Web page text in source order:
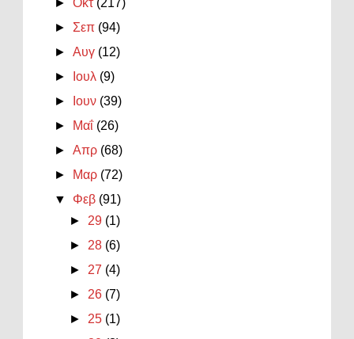
►Οκτ (217)
► Σεπ (94)
►Αυγ (12)
►
Ιουλ (9)
►
Ιουν (39)
►
Μαΐ (26)
►Απρ (68)
►
Μαρ (72)
▼ Φεβ (91)
► 29 (1)
► 28 (6)
► 27 (4)
► 26 (7)
► 25 (1)